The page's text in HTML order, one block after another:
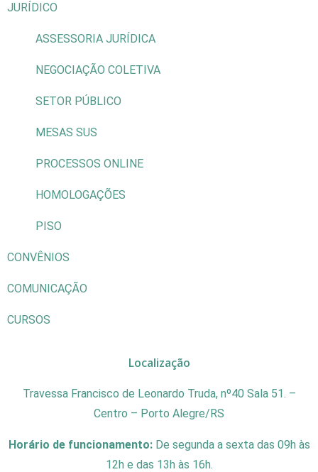
JURÍDICO
ASSESSORIA JURÍDICA
NEGOCIAÇÃO COLETIVA
SETOR PÚBLICO
MESAS SUS
PROCESSOS ONLINE
HOMOLOGAÇÕES
PISO
CONVÊNIOS
COMUNICAÇÃO
CURSOS
Localização
Travessa Francisco de Leonardo Truda, nº40 Sala 51. –
Centro – Porto Alegre/RS
Horário de funcionamento: De segunda a sexta das 09h às
12h e das 13h às 16h.